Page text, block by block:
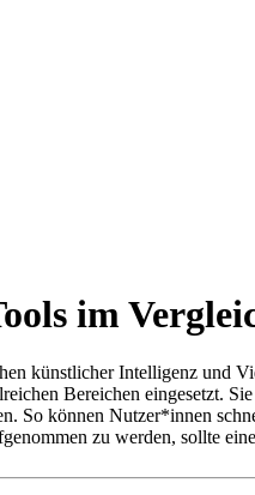
im
künstlicher Intelligenz
Bereichen eingesetzt.
So können Nutzer*innen
zu werden, sollte